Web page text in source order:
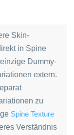
Skin-
in Spine
Dummy-
extern.
zu
Spine Texture
Verständnis